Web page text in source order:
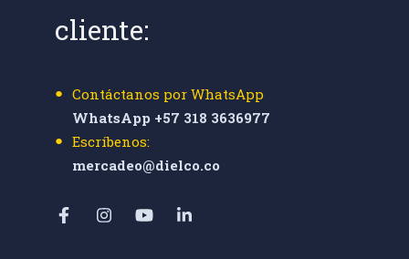
cliente:
Contáctanos por WhatsApp
WhatsApp +57 318 3636977
Escríbenos:
mercadeo@dielco.co